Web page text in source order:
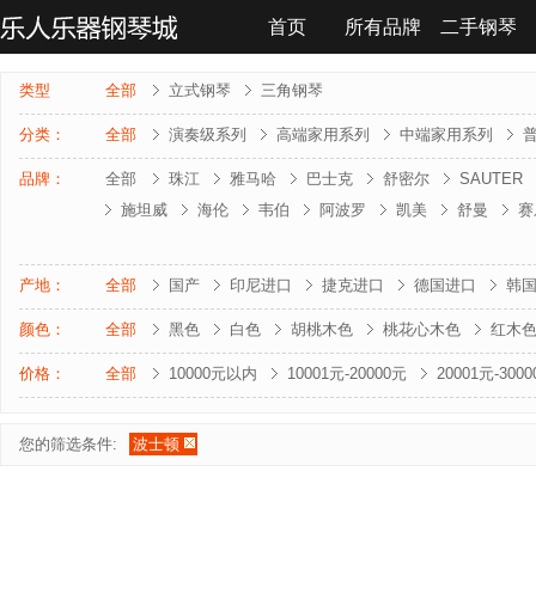
首页 所有品牌 二手钢琴
联系我们
类型 全部 立式钢琴 三角钢琴
分类： 全部 演奏级系列 高端家用系列 中端家用系列
品牌： 全部 珠江 雅马哈 巴士克 舒密尔
SAUTER
施坦威
海伦 韦伯 阿波罗 凯美 舒曼
产地： 全部 国产 印尼进口 捷克进口 德国进口 韩
颜色： 全部 黑色 白色 胡桃木色 桃花心木色 红木色
价格： 全部 10000元以内 10001元-20000元 20001元-
您的筛选条件: 波士顿